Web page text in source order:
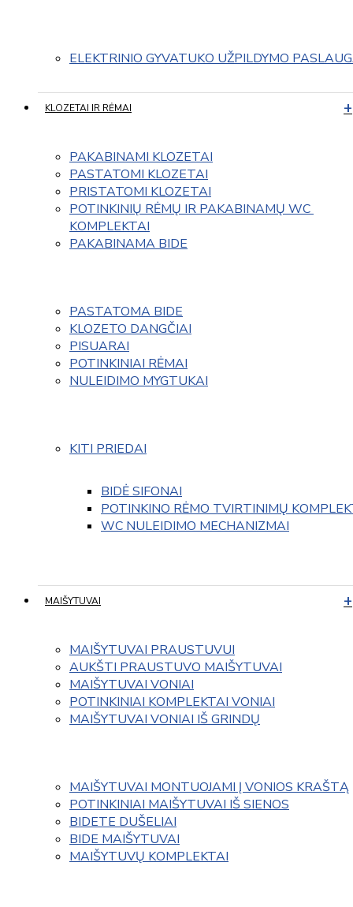
ELEKTRINIO GYVATUKO UŽPILDYMO
KLOZETAI IR RĖMAI
PAKABINAMI KLOZETAI
PASTATOMI KLOZETAI
PRISTATOMI KLOZETAI
POTINKINIŲ RĖMŲ IR PAKABINAMŲ WC
KOMPLEKTAI
PAKABINAMA BIDE
PASTATOMA BIDE
KLOZETO DANGČIAI
PISUARAI
POTINKINIAI RĖMAI
NULEIDIMO MYGTUKAI
KITI PRIEDAI
BIDĖ SIFONAI
POTINKINO RĖMO TVIRTINIMŲ
WC NULEIDIMO MECHANIZMAI
MAIŠYTUVAI
MAIŠYTUVAI PRAUSTUVUI
AUKŠTI PRAUSTUVO MAIŠYTUVAI
MAIŠYTUVAI VONIAI
POTINKINIAI KOMPLEKTAI VONIAI
MAIŠYTUVAI VONIAI IŠ GRINDŲ
MAIŠYTUVAI MONTUOJAMI Į VONIOS KRAŠTĄ
POTINKINIAI MAIŠYTUVAI IŠ SIENOS
BIDETE DUŠELIAI
BIDE MAIŠYTUVAI
MAIŠYTUVŲ KOMPLEKTAI